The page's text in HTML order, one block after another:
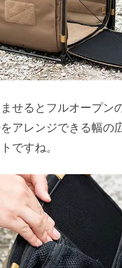
せるとフルオープン
アレンジできる幅の
ですね。